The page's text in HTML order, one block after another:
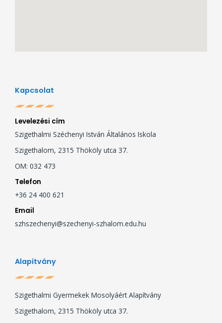
Kapcsolat
Levelezési cím
Szigethalmi Széchenyi István Általános Iskola
Szigethalom, 2315 Thököly utca 37.
OM: 032 473
Telefon
+36 24 400 621
Email
szhszechenyi@szechenyi-szhalom.edu.hu
Alapítvány
Szigethalmi Gyermekek Mosolyáért Alapítvány
Szigethalom, 2315 Thököly utca 37.